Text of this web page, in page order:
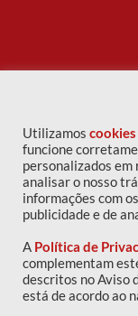
Copyright ©
Utilizamos cookies
funcione
personalizados em
analisar o nosso
informações com
publicidade e de
A Política de
complementam
descritos no Aviso
está de acordo ao